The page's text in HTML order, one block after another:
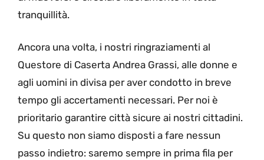
tranquillità.
Ancora una volta, i nostri ringraziamenti al
Questore di Caserta Andrea Grassi, alle donne e
agli uomini in divisa per aver condotto in breve
tempo gli accertamenti necessari. Per noi è
prioritario garantire città sicure ai nostri cittadini.
Su questo non siamo disposti a fare nessun
passo indietro: saremo sempre in prima fila per